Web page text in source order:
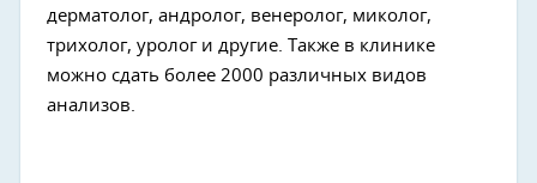
дерматолог, андролог, венеролог, миколог,
трихолог, уролог и другие. Также в клинике
можно сдать более 2000 различных видов
анализов.